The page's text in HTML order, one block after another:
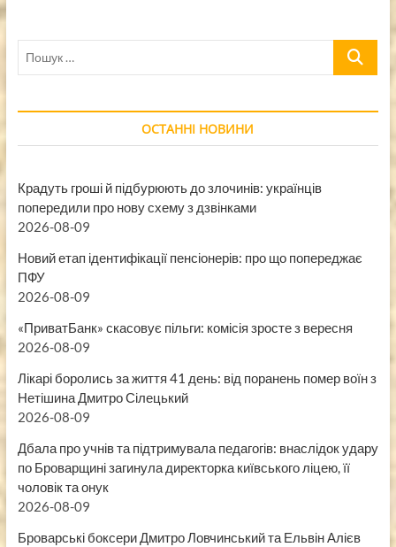
Пошук
ОСТАННІ НОВИНИ
Крадуть гроші й підбурюють до злочинів: українців
попередили про нову схему з дзвінками
2026-08-09
Новий етап ідентифікації пенсіонерів: про що попереджає
ПФУ
2026-08-09
«ПриватБанк» скасовує пільги: комісія зросте з вересня
2026-08-09
Лікарі боролись за життя 41 день: від поранень помер воїн з
Нетішина Дмитро Сілецький
2026-08-09
Дбала про учнів та підтримувала педагогів: внаслідок удару
по Броварщині загинула директорка київського ліцею, її
чоловік та онук
2026-08-09
Броварські боксери Дмитро Ловчинський та Ельвін Алієв